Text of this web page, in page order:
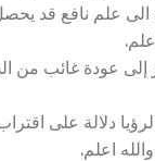
الى علم نافع قد
إلى عودة غائب من
دلالة على
اعلم.